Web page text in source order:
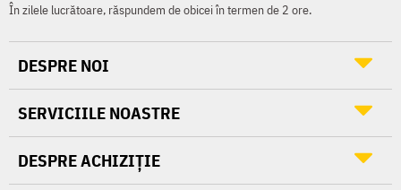
În zilele lucrătoare, răspundem de obicei în termen de 2 ore.
DESPRE NOI
SERVICIILE NOASTRE
DESPRE ACHIZIȚIE